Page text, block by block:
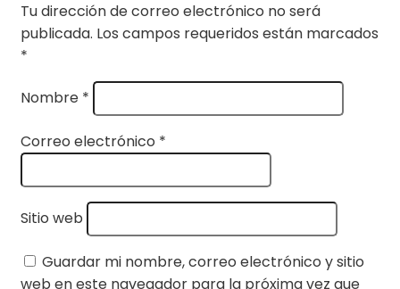
Tu dirección de correo electrónico no será
publicada. Los campos requeridos están marcados
*
Nombre *
Correo electrónico *
Sitio web
Guardar mi nombre, correo electrónico y sitio
web en este navegador para la próxima vez que